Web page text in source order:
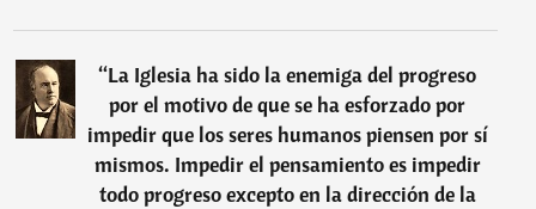
“La Iglesia ha sido la enemiga del progreso
por el motivo de que se ha esforzado por
impedir que los seres humanos piensen por sí
mismos. Impedir el pensamiento es impedir
todo progreso excepto en la dirección de la